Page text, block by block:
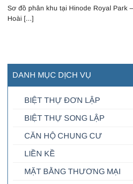
Sơ đồ phân khu tại Hinode Royal Park
Hoài [...]
DANH MỤC DỊCH VỤ
BIỆT THỰ ĐƠN LẬP
BIỆT THỰ SONG LẬP
CĂN HỘ CHUNG CƯ
LIỀN KỀ
MẶT BẰNG THƯƠNG MẠI